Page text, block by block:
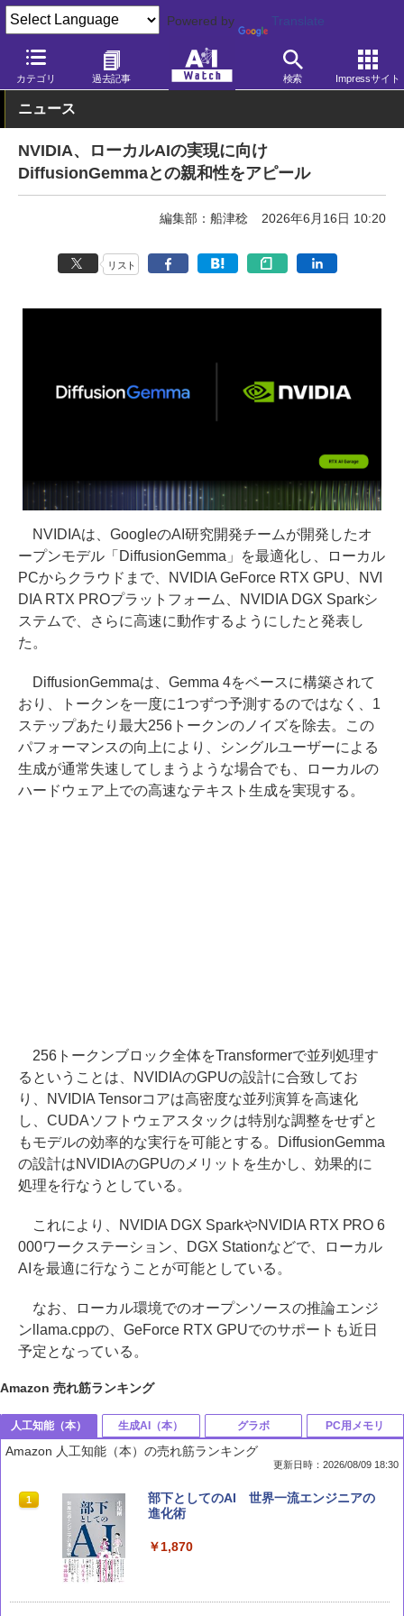
Powered by Translate
カテゴリ 過去記事 検索 Impressサイト
AI Watch 生成AI テキスト・検索
ニュース
NVIDIA、ローカルAIの実現に向け
DiffusionGemmaとの親和性をアピール
編集部：船津稔 2026年6月16日 10:20
リスト
NVIDIAは、GoogleのAI研究開発チームが開発したオ
ープンモデル「DiffusionGemma」を最適化し、ローカル
PCからクラウドまで、NVIDIA GeForce RTX GPU、NVI
DIA RTX PROプラットフォーム、NVIDIA DGX Sparkシ
ステムで、さらに高速に動作するようにしたと発表し
た。
DiffusionGemmaは、Gemma 4をベースに構築されて
おり、トークンを一度に1つずつ予測するのではなく、1
ステップあたり最大256トークンのノイズを除去。この
パフォーマンスの向上により、シングルユーザーによる
生成が通常失速してしまうような場合でも、ローカルの
ハードウェア上での高速なテキスト生成を実現する。
256トークンブロック全体をTransformerで並列処理す
るということは、NVIDIAのGPUの設計に合致してお
り、NVIDIA Tensorコアは高密度な並列演算を高速化
し、CUDAソフトウェアスタックは特別な調整をせずと
もモデルの効率的な実行を可能とする。DiffusionGemma
の設計はNVIDIAのGPUのメリットを生かし、効果的に
処理を行なうとしている。
これにより、NVIDIA DGX SparkやNVIDIA RTX PRO 6
000ワークステーション、DGX Stationなどで、ローカル
AIを最適に行なうことが可能としている。
なお、ローカル環境でのオープンソースの推論エンジ
ンllama.cppの、GeForce RTX GPUでのサポートも近日
予定となっている。
Amazon 売れ筋ランキング
人工知能（本）
Amazon 人工知能（本）の売れ筋ランキング
更新日時：2026/08/09 18:30
1
部下としてのAI 世界一流エンジニアの
進化術
￥1,870
生成AI（本） グラボ PC用メモリ